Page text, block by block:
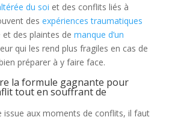
du soi et des conflits liés à
des expériences traumatiques
et des plaintes de manque d’un
qui les rend plus fragiles en cas de
préparer à y faire face.
la formule gagnante pour
tout en souffrant de
issue aux moments de conflits, il faut